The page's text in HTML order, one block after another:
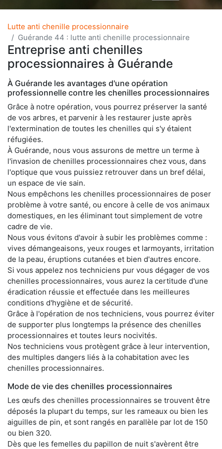
Lutte anti chenille processionnaire
Guérande 44 : lutte anti chenille processionnaire
Entreprise anti chenilles
processionnaires à Guérande
À Guérande les avantages d'une opération
professionnelle contre les chenilles processionnaires
Grâce à notre opération, vous pourrez préserver la santé
de vos arbres, et parvenir à les restaurer juste après
l'extermination de toutes les chenilles qui s'y étaient
réfugiées.
À Guérande, nous vous assurons de mettre un terme à
l'invasion de chenilles processionnaires chez vous, dans
l'optique que vous puissiez retrouver dans un bref délai,
un espace de vie sain.
Nous empêchons les chenilles processionnaires de poser
problème à votre santé, ou encore à celle de vos animaux
domestiques, en les éliminant tout simplement de votre
cadre de vie.
Nous vous évitons d'avoir à subir les problèmes comme :
vives démangeaisons, yeux rouges et larmoyants, irritation
de la peau, éruptions cutanées et bien d'autres encore.
Si vous appelez nos techniciens pur vous dégager de vos
chenilles processionnaires, vous aurez la certitude d'une
éradication réussie et effectuée dans les meilleures
conditions d'hygiène et de sécurité.
Grâce à l'opération de nos techniciens, vous pourrez éviter
de supporter plus longtemps la présence des chenilles
processionnaires et toutes leurs nocivités.
Nos techniciens vous protègent grâce à leur intervention,
des multiples dangers liés à la cohabitation avec les
chenilles processionnaires.
Mode de vie des chenilles processionnaires
Les œufs des chenilles processionnaires se trouvent être
déposés la plupart du temps, sur les rameaux ou bien les
aiguilles de pin, et sont rangés en parallèle par lot de 150
ou bien 320.
Dès que les femelles du papillon de nuit s'avèrent être